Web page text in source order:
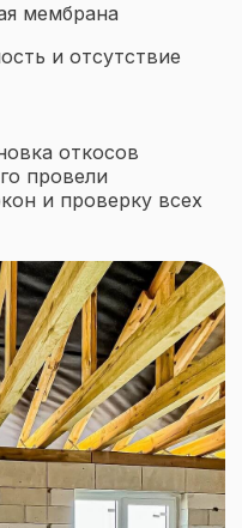
мембрана
и отсутствие
откосов
провели
и проверку всех